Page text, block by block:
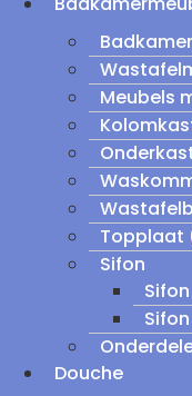
Meubels
Topplaat
Sifon
Sifon
Douche